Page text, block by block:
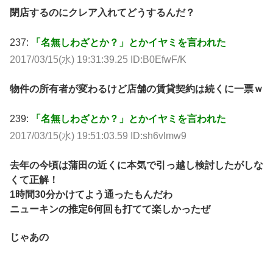
閉店するのにクレア入れてどうするんだ？
237:
「名無しわざとか？」とかイヤミを言われた
2017/03/15(水) 19:31:39.25 ID:B0EfwF/K
物件の所有者が変わるけど店舗の賃貸契約は続くに一票ｗ
239:
「名無しわざとか？」とかイヤミを言われた
2017/03/15(水) 19:51:03.59 ID:sh6vlmw9
去年の今頃は蒲田の近くに本気で引っ越し検討したがしな
くて正解！
1時間30分かけてよう通ったもんだわ
ニューキンの推定6何回も打てて楽しかったぜ
じゃあの